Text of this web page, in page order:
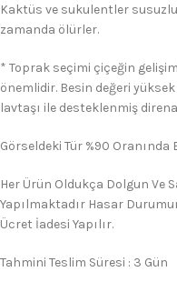
Kaktüs ve sukulentler
zamanda ölürler.
* Toprak seçimi çiçeğin
önemlidir. Besin değeri
lavtaşı ile desteklenmiş
Görseldeki Tür %90
Her Ürün Oldukça Dolgun Ve
Yapılmaktadır Hasar
Ücret İadesi Yapılır.
Tahmini Teslim Süresi : 3 Gün